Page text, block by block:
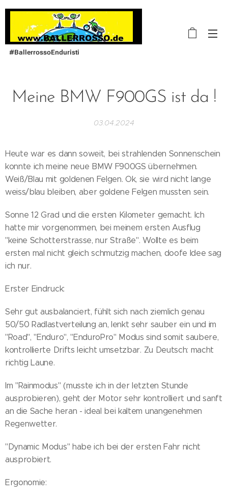
#BallerrossoEnduristi
Meine BMW F900GS ist da !
03.04.2024
Heute war es dann soweit, bei strahlenden Sonnenschein
konnte ich meine neue BMW F900GS übernehmen.
Weiß/Blau mit goldenen Felgen. Ok, sie wird nicht lange
weiss/blau bleiben, aber goldene Felgen mussten sein.
Sonne 12 Grad und die ersten Kilometer gemacht. Ich
hatte mir vorgenommen, bei meinem ersten Ausflug
"keine Schotterstrasse, nur Straße". Wollte es beim
ersten mal nicht gleich schmutzig machen, doofe Idee sag
ich nur.
Erster Eindruck:
Sehr gut ausbalanciert, fühlt sich nach ziemlich genau
50/50 Radlastverteilung an, lenkt sehr sauber ein und im
"Road", "Enduro", "EnduroPro" Modus sind somit saubere,
kontrollierte Drifts leicht umsetzbar. Zu Deutsch: macht
richtig Laune.
Im "Rainmodus" (musste ich in der letzten Stunde
ausprobieren), geht der Motor sehr kontrolliert und sanft
an die Sache heran - ideal bei kaltem unangenehmen
Regenwetter.
"Dynamic Modus" habe ich bei der ersten Fahr nicht
ausprobiert.
Ergonomie: